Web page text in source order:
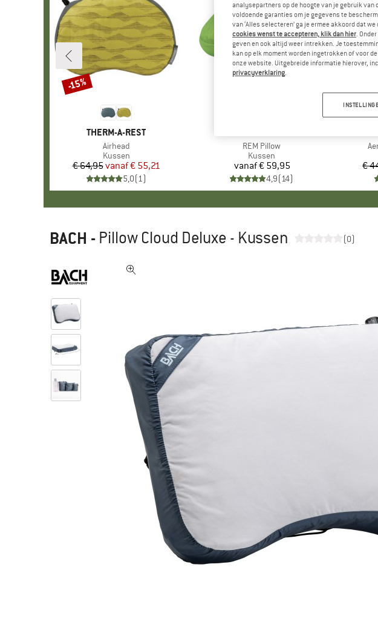
MERK
THERM-A-REST
Artikel
Airhead
Productgroep
Kussen
Prijs
€ 64,95 Verlaagde prijs
vanaf€ 55,21
5,0(1)
Korting
-15%
Artikel
REM Pillow
Productgroep
Kussen
Prijs
vanaf€ 59,95
4,9(14)
€
BACH - Pillow Cloud Deluxe - Kussen (0)
analysepartners op de hoogte van je gebruik
voldoende garanties om je gegevens te
van ‘Alles selecteren’ ga je ermee akkoord dat
cookies wenst te accepteren, klik dan hier.
geven en ook altijd weer intrekken. Je
kan op elk moment worden ingetrokken of voor
onze website. Uitgebreide informatie hierover,
privacyverklaring.